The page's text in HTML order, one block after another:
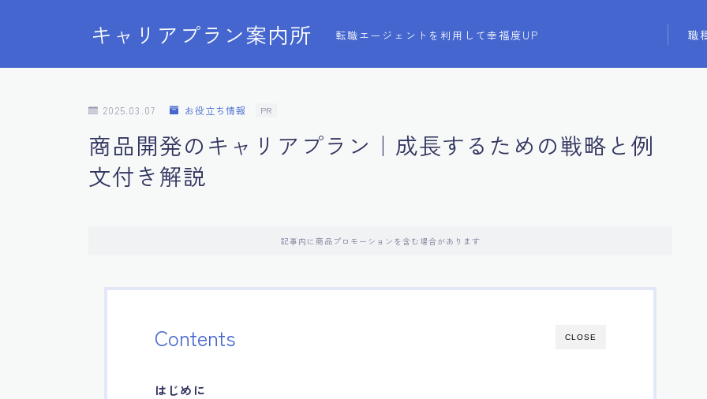
キャリアプラン案内所 転職エージェントを利用して幸福度UP 職
2025.03.07 お役立ち情報 PR
商品開発のキャリアプラン｜成長するための戦略と例
文付き解説
記事内に商品プロモーションを含む場合があります
CLOSE
Contents
はじめに